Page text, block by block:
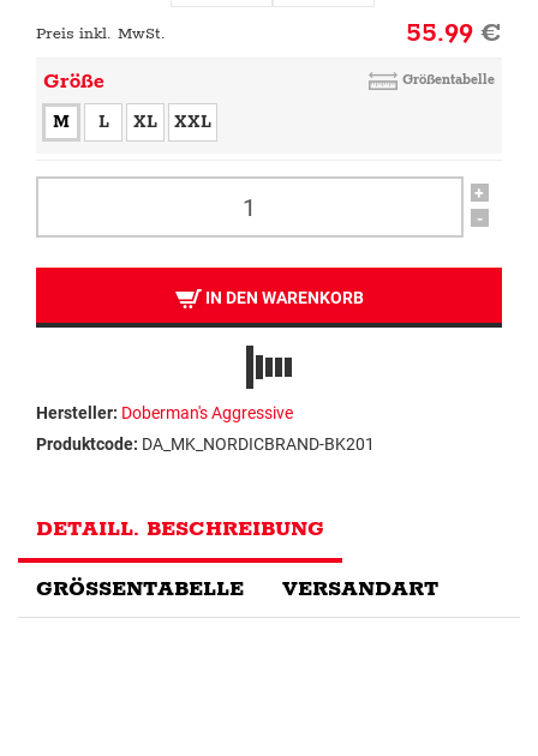
Preis inkl. MwSt. 55.99€
Größe Größentabelle
M L XL XXL
+
-
IN DEN WARENKORB
Hersteller: Doberman's Aggressive
Produktcode: DA_MK_NORDICBRAND-BK201
DETAILL. BESCHREIBUNG
GRÖSSENTABELLE VERSANDART